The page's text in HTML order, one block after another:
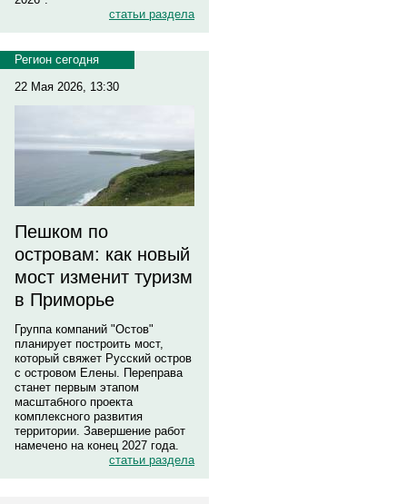
статьи раздела
Регион сегодня
22 Мая 2026, 13:30
Пешком по
островам: как новый
мост изменит туризм
в Приморье
Группа компаний "Остов"
планирует построить мост,
который свяжет Русский остров
с островом Елены. Переправа
станет первым этапом
масштабного проекта
комплексного развития
территории. Завершение работ
намечено на конец 2027 года.
статьи раздела